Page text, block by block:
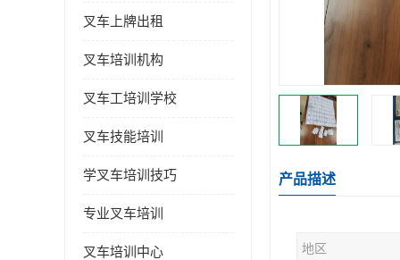
叉车上牌出租
叉车培训机构
叉车工培训学校
叉车技能培训
学叉车培训技巧
专业叉车培训
叉车培训中心
产品描述
地区